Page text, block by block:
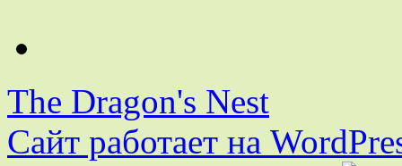
The Dragon's Nest
Сайт работает на